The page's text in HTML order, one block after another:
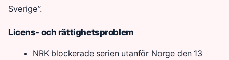
Sverige”.
Licens- och rättighetsproblem
NRK blockerade serien utanför Norge den 13